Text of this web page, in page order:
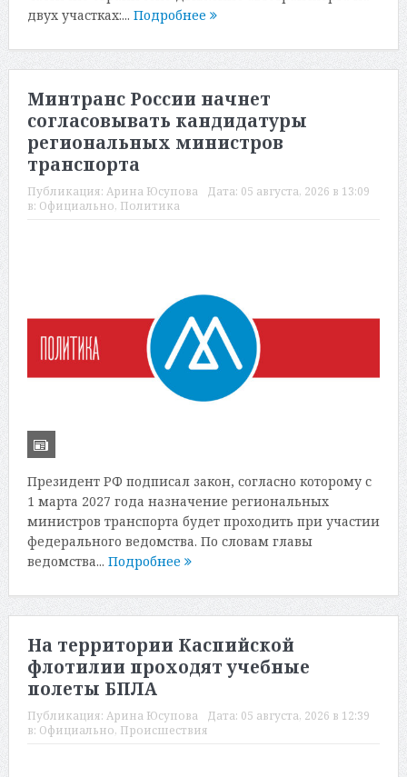
двух участках:... Подробнее
Минтранс России начнет
согласовывать кандидатуры
региональных министров
транспорта
Публикация: Арина Юсупова Дата: 05 августа, 2026 в 13:09
в: Официально, Политика
Президент РФ подписал закон, согласно которому с
1 марта 2027 года назначение региональных
министров транспорта будет проходить при участии
федерального ведомства. По словам главы
ведомства... Подробнее
На территории Каспийской
флотилии проходят учебные
полеты БПЛА
Публикация: Арина Юсупова Дата: 05 августа, 2026 в 12:39
в: Официально, Происшествия